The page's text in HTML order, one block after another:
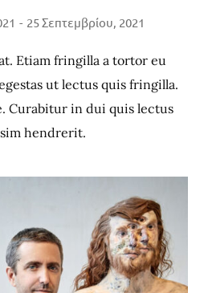
25 Σεπτεμβρίου, 2021
Etiam fringilla a tortor eu
ut lectus quis fringilla.
Curabitur in dui quis lectus
hendrerit.